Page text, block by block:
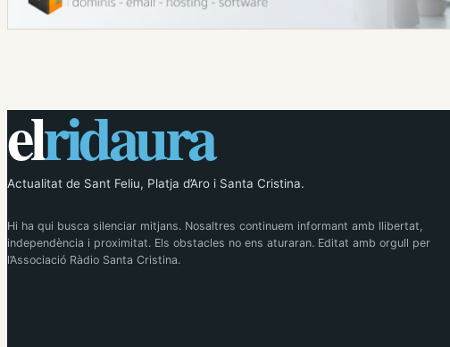
elridaura
Actualitat de Sant Feliu, Platja d’Aro i Santa Cristina.
Hi ha qui busca silenciar mitjans. Nosaltres continuem informant amb llibertat,
independència i proximitat. Els obstacles no ens aturaran. Editat amb orgull per
l’Associació Ràdio Santa Cristina.